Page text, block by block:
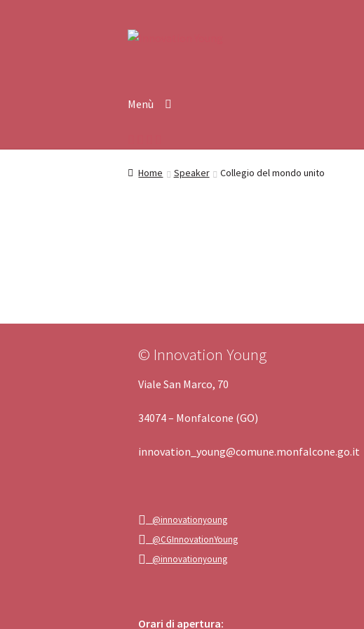
Vai
Vai
Menù
Home Speaker Collegio del mondo unito
© Innovation Young
Viale San Marco, 70
34074 – Monfalcone (GO)
innovation_young@comune.monfalcone.go.it
@innovationyoung
@CGInnovationYoung
@innovationyoung
Orari di apertura: